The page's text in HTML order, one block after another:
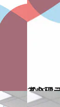
【心理テスト】「あなたに合う上司」 会議に際してどんな準備をする？
占い